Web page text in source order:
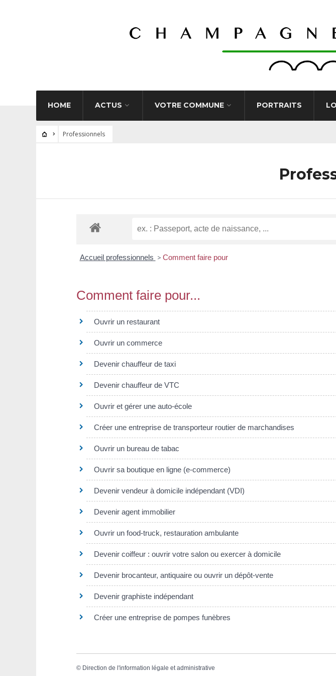
HOME ACTUS VOTRE COMMUNE PORTRAITS
Professionnels
Accueil professionnels > Comment faire pour
Comment faire pour...
Ouvrir un restaurant
Ouvrir un commerce
Devenir chauffeur de taxi
Devenir chauffeur de VTC
Ouvrir et gérer une auto-école
Créer une entreprise de transporteur routier de marchandises
Ouvrir un bureau de tabac
Ouvrir sa boutique en ligne (e-commerce)
Devenir vendeur à domicile indépendant (VDI)
Devenir agent immobilier
Ouvrir un food-truck, restauration ambulante
Devenir coiffeur : ouvrir votre salon ou exercer à domicile
Devenir brocanteur, antiquaire ou ouvrir un dépôt-vente
Devenir graphiste indépendant
Créer une entreprise de pompes funèbres
© Direction de l'information légale et administrative